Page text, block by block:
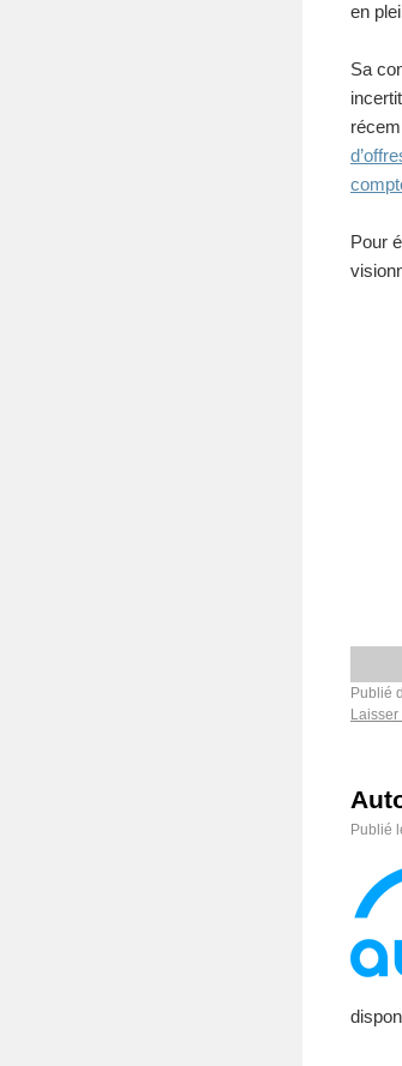
en
Sa
Pour
Publié
Laisser
Publié